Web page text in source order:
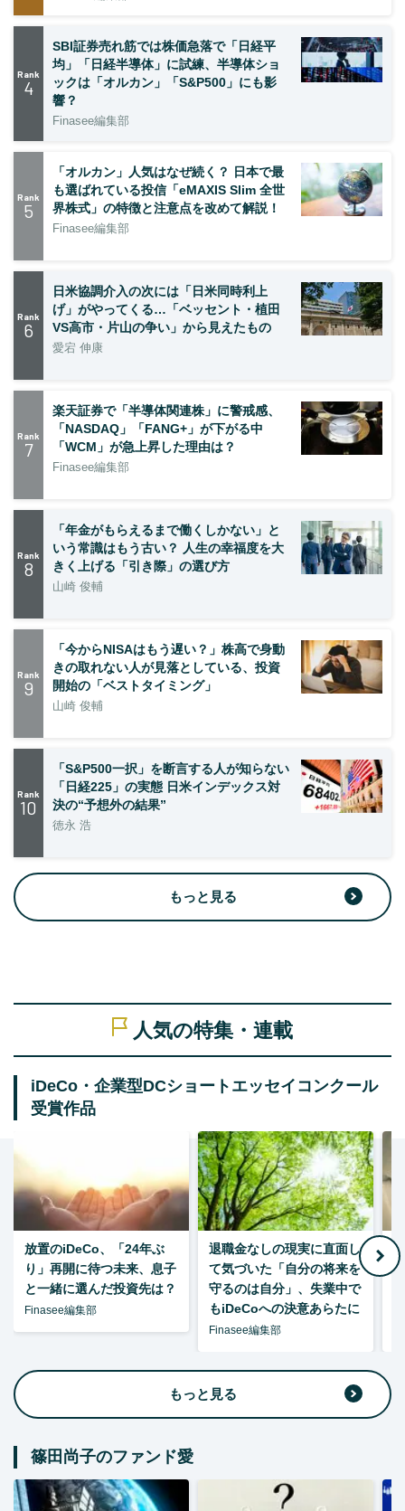
Rank
4
SBI証券売れ筋では株価急落で「日経平
均」「日経半導体」に試練、半導体ショ
ックは「オルカン」「S&P500」にも影
響？
Finasee編集部
Rank
5
「オルカン」人気はなぜ続く？ 日本で最
も選ばれている投信「eMAXIS Slim 全世
界株式」の特徴と注意点を改めて解説！
Finasee編集部
Rank
6
日米協調介入の次には「日米同時利上
げ」がやってくる…「ベッセント・植田
VS高市・片山の争い」から見えたもの
愛宕 伸康
Rank
7
楽天証券で「半導体関連株」に警戒感、
「NASDAQ」「FANG+」が下がる中
「WCM」が急上昇した理由は？
Finasee編集部
Rank
8
「年金がもらえるまで働くしかない」と
いう常識はもう古い？ 人生の幸福度を大
きく上げる「引き際」の選び方
山崎 俊輔
Rank
9
「今からNISAはもう遅い？」株高で身動
きの取れない人が見落としている、投資
開始の「ベストタイミング」
山崎 俊輔
Rank
10
「S&P500一択」を断言する人が知らない
「日経225」の実態 日米インデックス対
決の“予想外の結果”
徳永 浩
もっと見る
人気の特集・連載
iDeCo・企業型DCショートエッセイコンクール
受賞作品
放置のiDeCo、「24年ぶ
り」再開に待つ未来、息子
と一緒に選んだ投資先は？
Finasee編集部
退職金なしの現実に直面し
て気づいた「自分の将来を
守るのは自分」、失業中で
もiDeCoへの決意あらたに
Finasee編集部
もっと見る
篠田尚子のファンド愛